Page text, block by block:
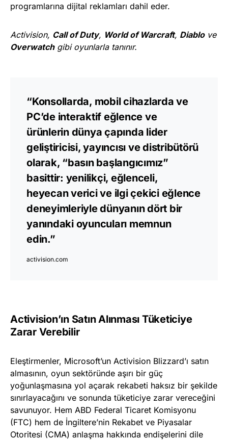
programlarına dijital reklamları dahil eder.
Activision, Call of Duty, World of Warcraft, Diablove
Overwatchgibi oyunlarla tanınır.
“Konsollarda, mobil cihazlarda ve
PC’de interaktif eğlence ve
ürünlerin dünya çapında lider
geliştiricisi, yayıncısı ve distribütörü
olarak, “basın başlangıcımız”
basittir: yenilikçi, eğlenceli,
heyecan verici ve ilgi çekici eğlence
deneyimleriyle dünyanın dört bir
yanındaki oyuncuları memnun
edin.”
activision.com
Activision’ın Satın Alınması Tüketiciye
Zarar Verebilir
Eleştirmenler, Microsoft’un Activision Blizzard’ı satın
almasının, oyun sektöründe aşırı bir güç
yoğunlaşmasına yol açarak rekabeti haksız bir şekilde
sınırlayacağını ve sonunda tüketiciye zarar vereceğini
savunuyor. Hem ABD Federal Ticaret Komisyonu
(FTC) hem de İngiltere’nin Rekabet ve Piyasalar
Otoritesi (CMA) anlaşma hakkında endişelerini dile